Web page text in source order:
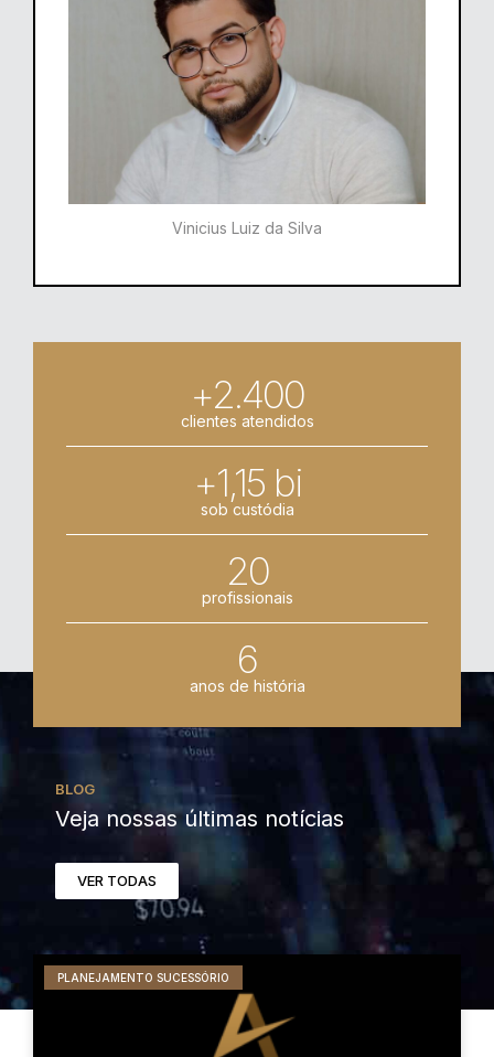
Vinicius Luiz da Silva
+2.400
clientes atendidos
+1,15 bi
sob custódia
20
profissionais
6
anos de história
BLOG
Veja nossas últimas notícias
VER TODAS
PLANEJAMENTO SUCESSÓRIO